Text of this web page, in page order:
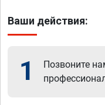
Ваши действия:
1 Позвоните